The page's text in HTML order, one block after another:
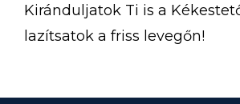
Kiránduljatok Ti is a
lazítsatok a friss levegőn!